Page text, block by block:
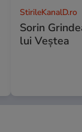
StirileKanalD.ro
Sorin
lui Veștea